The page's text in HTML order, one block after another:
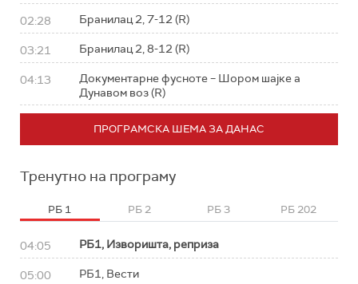
02:28 Бранилац 2, 7-12 (R)
03:21 Бранилац 2, 8-12 (R)
04:13
Документарне фусноте – Шором шајке а
Дунавом воз (R)
ПРОГРАМСКА ШЕМА ЗА ДАНАС
Тренутно на програму
РБ 1 РБ 2 РБ 3 РБ 202
04:05 РБ1, Изворишта, реприза
05:00 РБ1, Вести